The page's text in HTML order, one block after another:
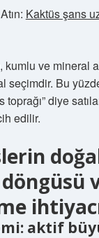
Kaktüs şans
ve mineral
seçimdir. Bu
toprağı” diye
edilir.
aktif